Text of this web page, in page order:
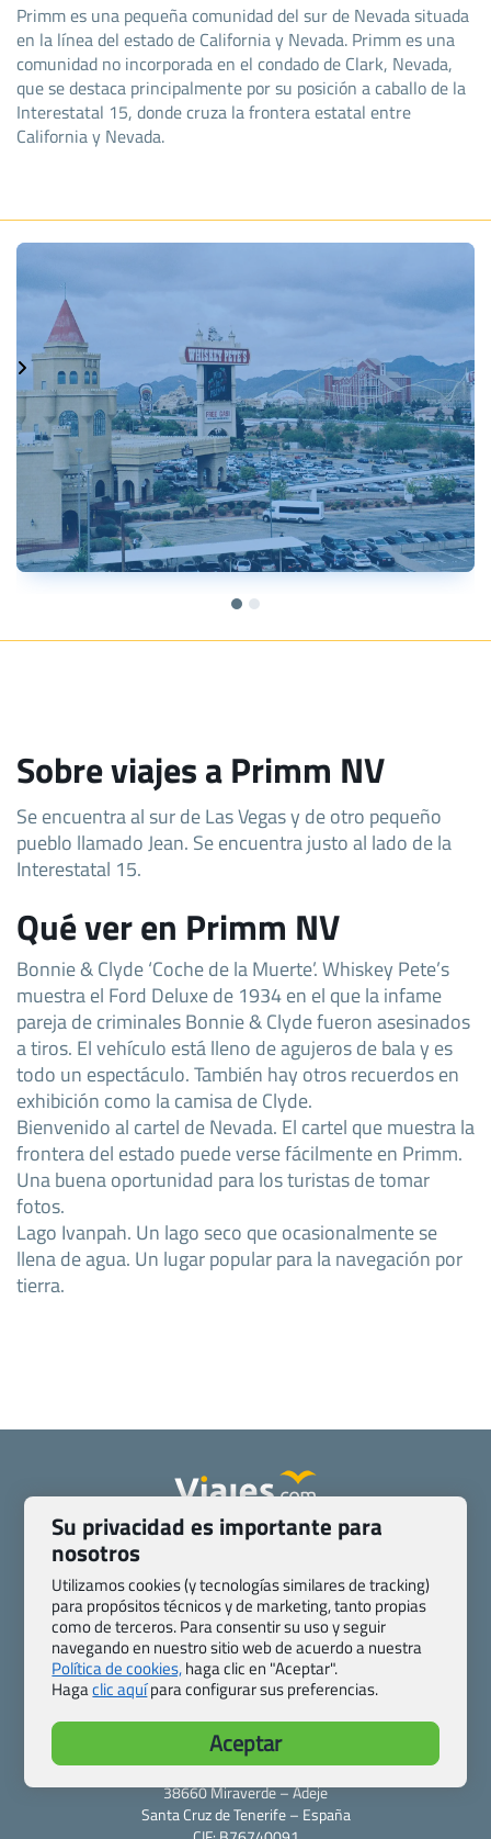
Primm es una pequeña comunidad del sur de Nevada situada
en la línea del estado de California y Nevada. Primm es una
comunidad no incorporada en el condado de Clark, Nevada,
que se destaca principalmente por su posición a caballo de la
Interestatal 15, donde cruza la frontera estatal entre
California y Nevada.
Sobre viajes a Primm NV
Se encuentra al sur de Las Vegas y de otro pequeño
pueblo llamado Jean. Se encuentra justo al lado de la
Interestatal 15.
Qué ver en Primm NV
Bonnie & Clyde ‘Coche de la Muerte’. Whiskey Pete’s
muestra el Ford Deluxe de 1934 en el que la infame
pareja de criminales Bonnie & Clyde fueron asesinados
a tiros. El vehículo está lleno de agujeros de bala y es
todo un espectáculo. También hay otros recuerdos en
exhibición como la camisa de Clyde.
Bienvenido al cartel de Nevada. El cartel que muestra la
frontera del estado puede verse fácilmente en Primm.
Una buena oportunidad para los turistas de tomar
fotos.
Lago Ivanpah. Un lago seco que ocasionalmente se
llena de agua. Un lugar popular para la navegación por
tierra.
Quienes somos
Contacto
Pasaporte, Visado, Salud y otras disposiciones específicas
Blog de Viajes.com
Registro de agencias
Preguntas frecuentes
Condiciones generales
Política de privacidad y cookies
Transparencia
Todas las páginas – sitemap
Viajes.com
Last Minute Express S.L.U.
c/ Drago, CC HLS, Local 13
38660 Miraverde – Adeje
Santa Cruz de Tenerife – España
Su privacidad es importante para
nosotros
Utilizamos cookies (y tecnologías similares de tracking)
para propósitos técnicos y de marketing, tanto propias
como de terceros. Para consentir su uso y seguir
navegando en nuestro sitio web de acuerdo a nuestra
Política de cookies,haga clic en "Aceptar".
Hagaclic aquípara configurar sus preferencias.
Aceptar